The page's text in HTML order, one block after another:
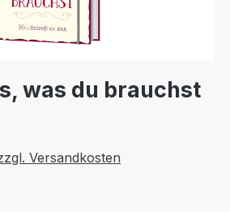
was du brauchst
Versandkosten